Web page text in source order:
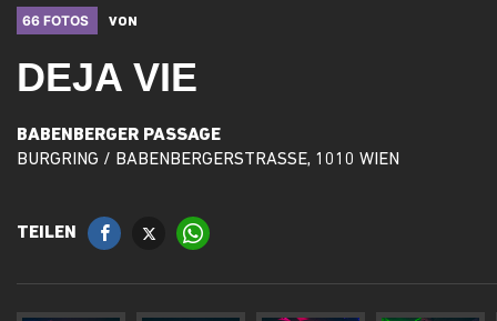
66 FOTOS VON
DEJA VIE
BABENBERGER PASSAGE
BURGRING / BABENBERGERSTRASSE, 1010 WIEN
TEILEN